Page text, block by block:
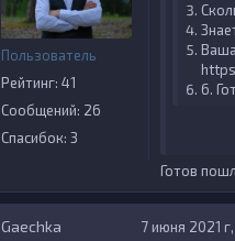
Пользователь
Рейтинг: 41
Сообщений: 26
Спасибок: 3
6.
Готов
Gaechka 7 июня 2021